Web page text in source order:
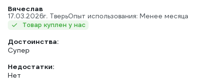
Вячеслав
17.03.2026г. ТверьОпыт использования: Менее месяца
Товар куплен у нас
Достоинства:
Супер
Недостатки:
Нет